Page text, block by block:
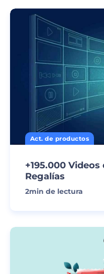
Act. de productos
+195.000
Regalías
2min de lectura